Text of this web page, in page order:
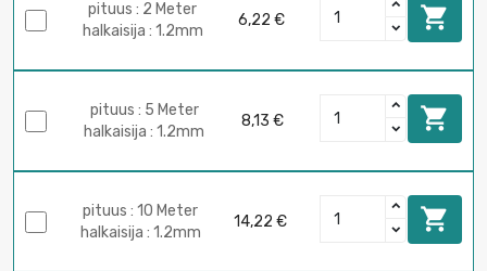
pituus : 2 Meter
halkaisija : 1.2mm
6,22 € 
pituus : 5 Meter
halkaisija : 1.2mm
8,13 € 
pituus : 10 Meter
halkaisija : 1.2mm
14,22 € 